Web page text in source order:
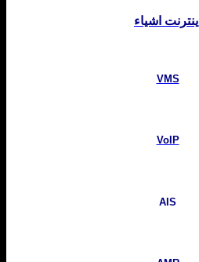
اینترنت اشیاء
VMS
VoIP
AIS